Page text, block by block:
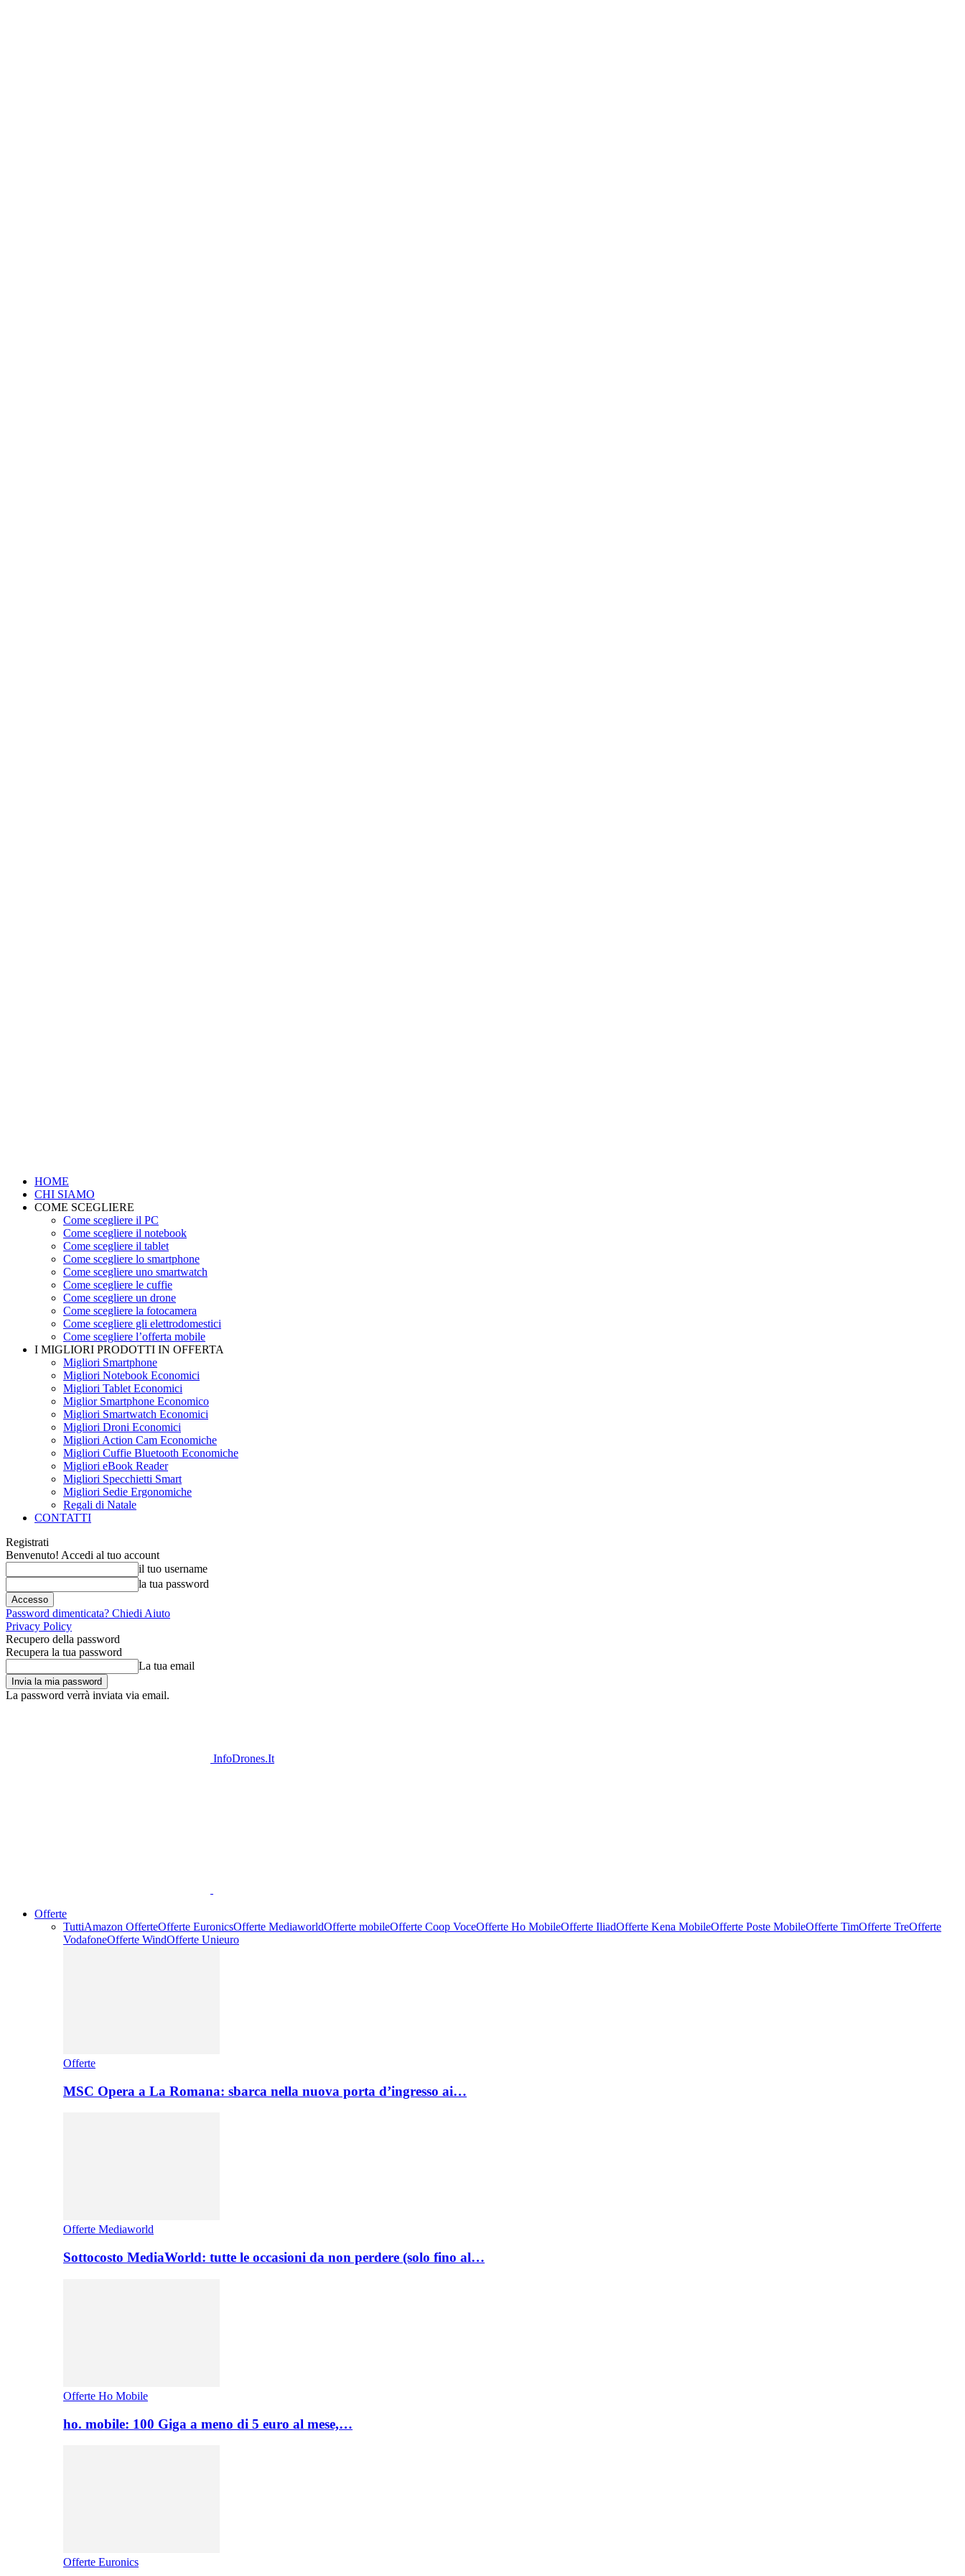
HOME
CHI SIAMO
COME SCEGLIERE
Come scegliere il PC
Come scegliere il notebook
Come scegliere il tablet
Come scegliere lo smartphone
Come scegliere uno smartwatch
Come scegliere le cuffie
Come scegliere un drone
Come scegliere la fotocamera
Come scegliere gli elettrodomestici
Come scegliere l’offerta mobile
I MIGLIORI PRODOTTI IN OFFERTA
Migliori Smartphone
Migliori Notebook Economici
Migliori Tablet Economici
Miglior Smartphone Economico
Migliori Smartwatch Economici
Migliori Droni Economici
Migliori Action Cam Economiche
Migliori Cuffie Bluetooth Economiche
Migliori eBook Reader
Migliori Specchietti Smart
Migliori Sedie Ergonomiche
Regali di Natale
CONTATTI
Registrati
Benvenuto! Accedi al tuo account
il tuo username
la tua password
Password dimenticata? Chiedi Aiuto
Privacy Policy
Recupero della password
Recupera la tua password
La tua email
La password verrà inviata via email.
InfoDrones.It
Offerte
TuttiAmazon OfferteOfferte EuronicsOfferte MediaworldOfferte mobileOfferte Coop VoceOfferte Ho MobileOfferte IliadOfferte Kena MobileOfferte Poste MobileOfferte TimOfferte TreOfferte
VodafoneOfferte WindOfferte Unieuro
Offerte
MSC Opera a La Romana: sbarca nella nuova porta d’ingresso ai…
Offerte Mediaworld
Sottocosto MediaWorld: tutte le occasioni da non perdere (solo fino al…
Offerte Ho Mobile
ho. mobile: 100 Giga a meno di 5 euro al mese,…
Offerte Euronics